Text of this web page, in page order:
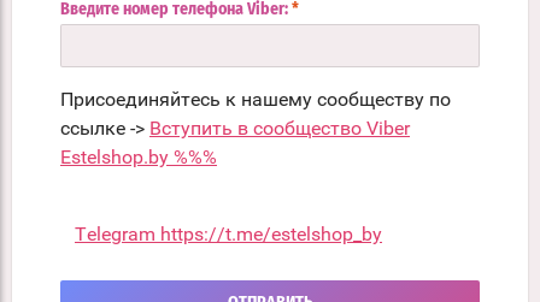
Введите номер телефона Viber: *
Присоединяйтесь к нашему сообществу по
ссылке -> Вступить в сообщество Viber
Estelshop.by %%%
Telegram https://t.me/estelshop_by